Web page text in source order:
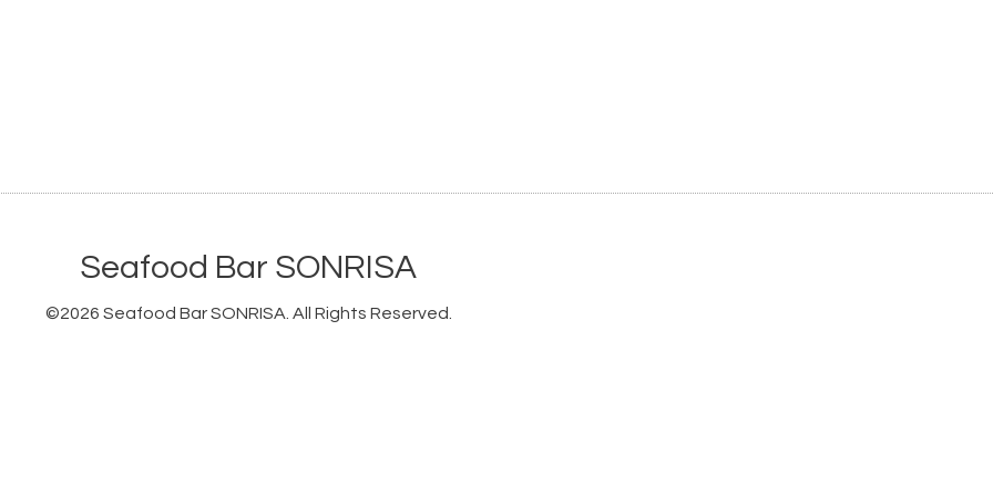
Seafood Bar SONRISA
©2026 Seafood Bar SONRISA . All Rights Reserved.